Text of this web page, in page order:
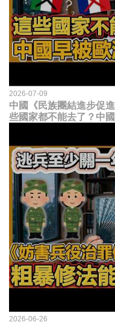
2026-07-09
中國《民族團結進步促
些國家都不能去了？中
2026-06-26